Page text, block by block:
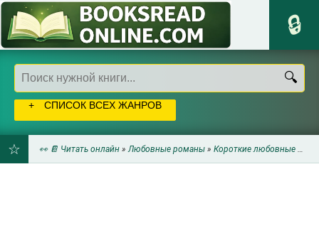
СПИСОК ВСЕХ ЖАНРОВ
👀 📔 Читать онлайн »Любовные романы » Короткие любовные романы